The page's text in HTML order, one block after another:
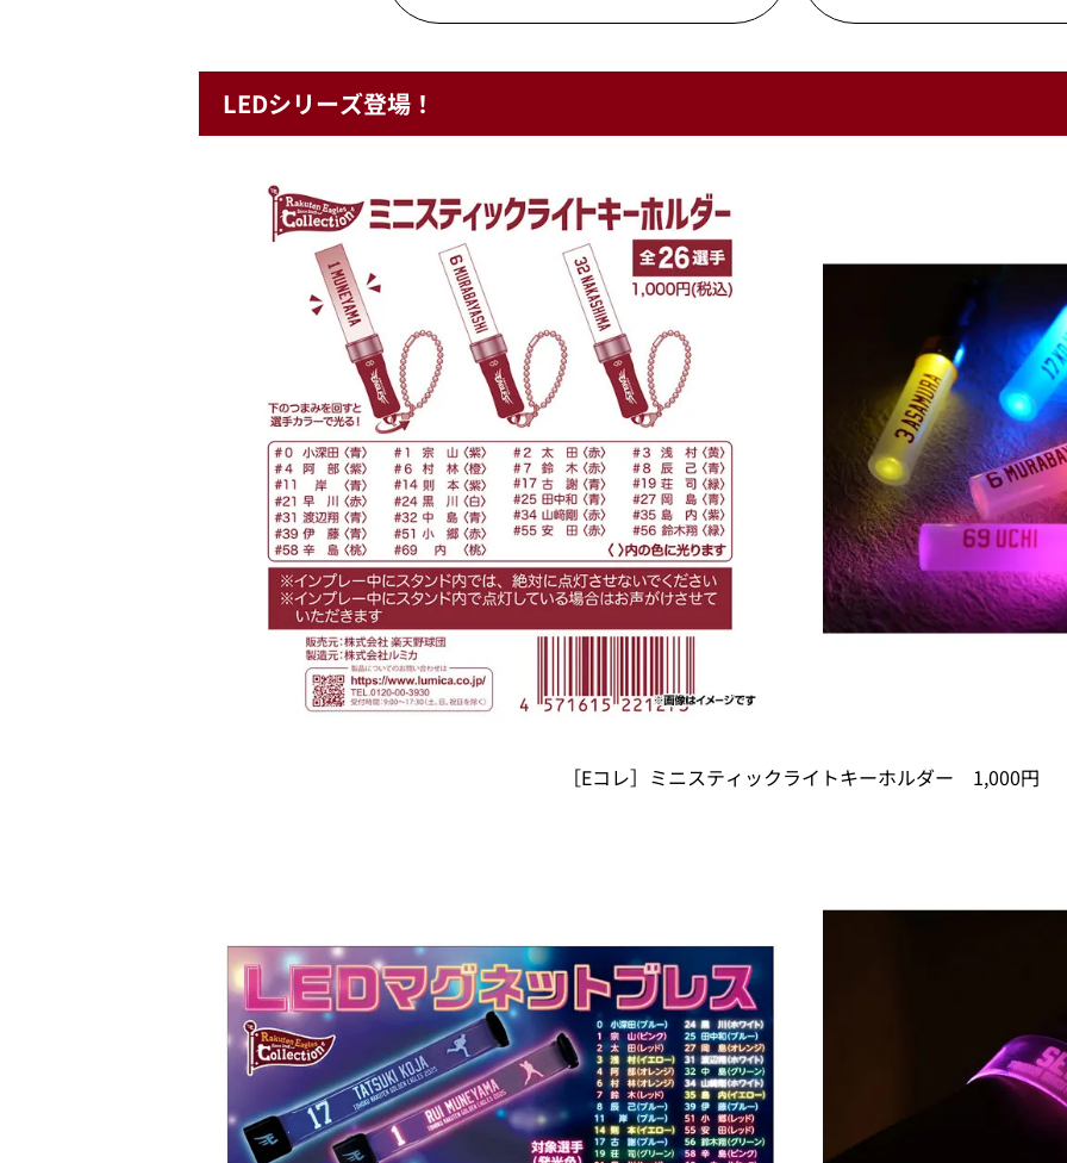
LEDシリーズ登場！
［Eコレ］ミニスティックライトキーホルダー 1,000円